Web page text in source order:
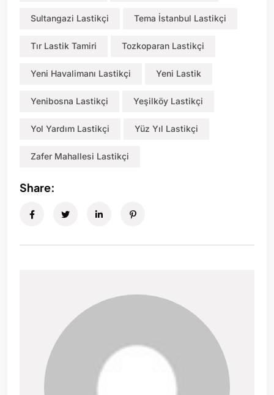
Sultangazi Lastikçi Tema İstanbul Lastikçi
Tır Lastik Tamiri Tozkoparan Lastikçi
Yeni Havalimanı Lastikçi Yeni Lastik
Yenibosna Lastikçi Yeşilköy Lastikçi
Yol Yardım Lastikçi Yüz Yıl Lastikçi
Zafer Mahallesi Lastikçi
Share: